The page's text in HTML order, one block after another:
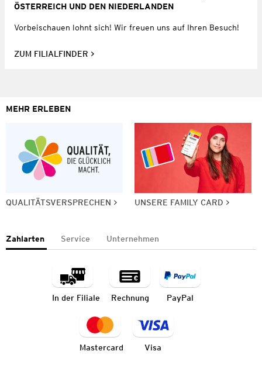
ÖSTERREICH UND DEN NIEDERLANDEN
Vorbeischauen lohnt sich! Wir freuen uns auf Ihren Besuch!
ZUM FILIALFINDER
MEHR ERLEBEN
QUALITÄTSVERSPRECHEN UNSERE FAMILY CARD
Zahlarten Service Unternehmen
In der Filiale Rechnung PayPal
Mastercard Visa